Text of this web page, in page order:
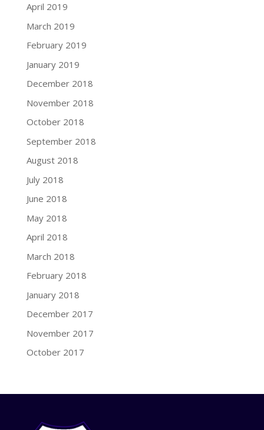
April 2019
March 2019
February 2019
January 2019
December 2018
November 2018
October 2018
September 2018
August 2018
July 2018
June 2018
May 2018
April 2018
March 2018
February 2018
January 2018
December 2017
November 2017
October 2017